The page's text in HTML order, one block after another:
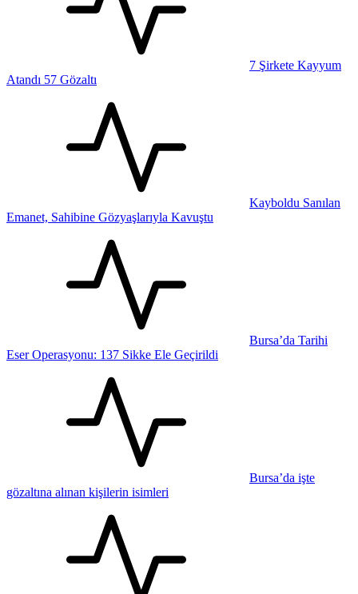
7 Şirkete Kayyum
Atandı 57 Gözaltı
Kayboldu Sanılan
Emanet, Sahibine Gözyaşlarıyla Kavuştu
Bursa’da Tarihi
Eser Operasyonu: 137 Sikke Ele Geçirildi
Bursa’da işte
gözaltına alınan kişilerin isimleri